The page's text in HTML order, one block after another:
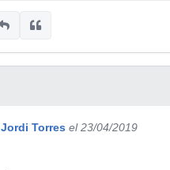
Jordi Torres el 23/04/2019